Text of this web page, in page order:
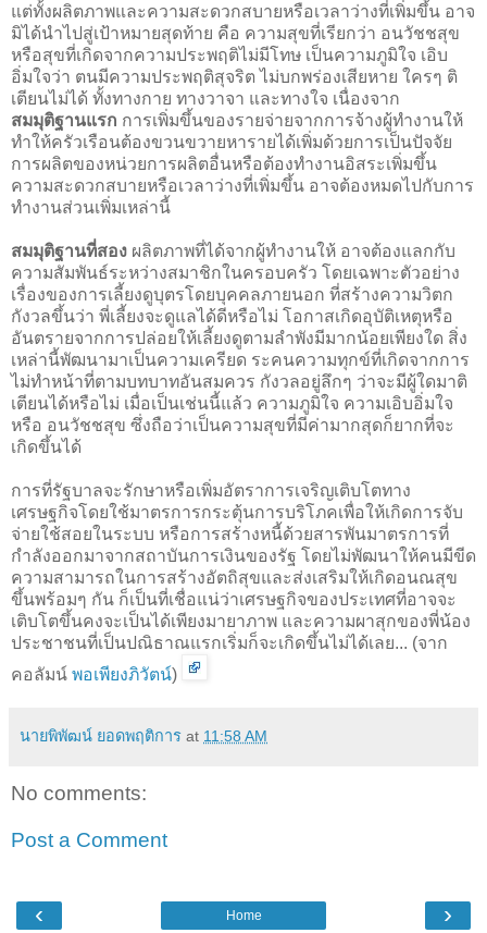
แต่ทั้งผลิตภาพและความสะดวกสบายหรือเวลาว่างที่เพิ่มขึ้น อาจ
มิได้นำไปสู่เป้าหมายสุดท้าย คือ ความสุขที่เรียกว่า อนวัชชสุข
หรือสุขที่เกิดจากความประพฤติไม่มีโทษ เป็นความภูมิใจ เอิบ
อิ่มใจว่า ตนมีความประพฤติสุจริต ไม่บกพร่องเสียหาย ใครๆ ติ
เตียนไม่ได้ ทั้งทางกาย ทางวาจา และทางใจ เนื่องจาก
สมมุติฐานแรก การเพิ่มขึ้นของรายจ่ายจากการจ้างผู้ทำงานให้
ทำให้ครัวเรือนต้องขวนขวายหารายได้เพิ่มด้วยการเป็นปัจจัย
การผลิตของหน่วยการผลิตอื่นหรือต้องทำงานอิสระเพิ่มขึ้น
ความสะดวกสบายหรือเวลาว่างที่เพิ่มขึ้น อาจต้องหมดไปกับการ
ทำงานส่วนเพิ่มเหล่านี้
สมมุติฐานที่สอง ผลิตภาพที่ได้จากผู้ทำงานให้ อาจต้องแลกกับ
ความสัมพันธ์ระหว่างสมาชิกในครอบครัว โดยเฉพาะตัวอย่าง
เรื่องของการเลี้ยงดูบุตรโดยบุคคลภายนอก ที่สร้างความวิตก
กังวลขึ้นว่า พี่เลี้ยงจะดูแลได้ดีหรือไม่ โอกาสเกิดอุบัติเหตุหรือ
อันตรายจากการปล่อยให้เลี้ยงดูตามลำพังมีมากน้อยเพียงใด สิ่ง
เหล่านี้พัฒนามาเป็นความเครียด ระคนความทุกข์ที่เกิดจากการ
ไม่ทำหน้าที่ตามบทบาทอันสมควร กังวลอยู่ลึกๆ ว่าจะมีผู้ใดมาติ
เตียนได้หรือไม่ เมื่อเป็นเช่นนี้แล้ว ความภูมิใจ ความเอิบอิ่มใจ
หรือ อนวัชชสุข ซึ่งถือว่าเป็นความสุขที่มีค่ามากสุดก็ยากที่จะ
เกิดขึ้นได้
การที่รัฐบาลจะรักษาหรือเพิ่มอัตราการเจริญเติบโตทาง
เศรษฐกิจโดยใช้มาตรการกระตุ้นการบริโภคเพื่อให้เกิดการจับ
จ่ายใช้สอยในระบบ หรือการสร้างหนี้ด้วยสารพันมาตรการที่
กำลังออกมาจากสถาบันการเงินของรัฐ โดยไม่พัฒนาให้คนมีขีด
ความสามารถในการสร้างอัตถิสุขและส่งเสริมให้เกิดอนณสุข
ขึ้นพร้อมๆ กัน ก็เป็นที่เชื่อแน่ว่าเศรษฐกิจของประเทศที่อาจจะ
เติบโตขึ้นคงจะเป็นได้เพียงมายาภาพ และความผาสุกของพี่น้อง
ประชาชนที่เป็นปณิธาณแรกเริ่มก็จะเกิดขึ้นไม่ได้เลย... (จาก
คอลัมน์ พอเพียงภิวัตน์)
นายพิพัฒน์ ยอดพฤติการ at 11:58 AM
No comments:
Post a Comment
‹ ›
Home